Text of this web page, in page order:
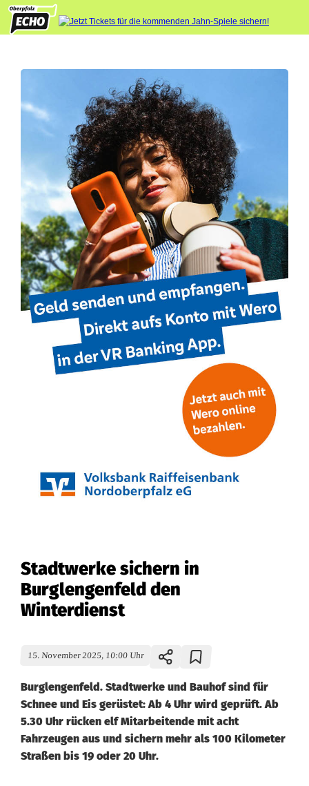
Stadtwerke sichern in
Burglengenfeld den
Winterdienst
15. November 2025, 10:00 Uhr
Burglengenfeld. Stadtwerke und Bauhof sind für
Schnee und Eis gerüstet: Ab 4 Uhr wird geprüft. Ab
5.30 Uhr rücken elf Mitarbeitende mit acht
Fahrzeugen aus und sichern mehr als 100 Kilometer
Straßen bis 19 oder 20 Uhr.